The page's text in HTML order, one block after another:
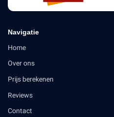
Navigatie
Home
Over ons
Prijs berekenen
Reviews
Contact